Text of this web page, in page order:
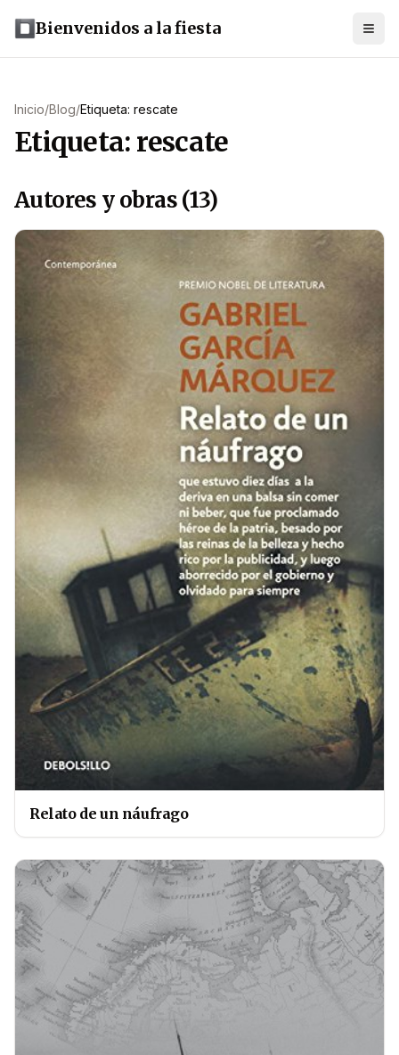
Bienvenidos a la fiesta
Inicio/Blog/Etiqueta: rescate
Etiqueta: rescate
Autores y obras (13)
Relato de un náufrago